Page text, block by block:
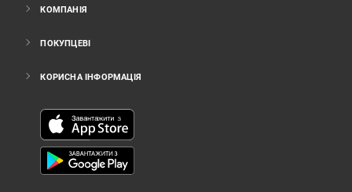
КОМПАНІЯ
ПОКУПЦЕВІ
КОРИСНА ІНФОРМАЦІЯ